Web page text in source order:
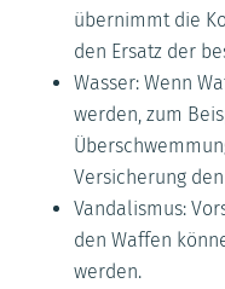
übernimmt die
den Ersatz der
Wasser: Wenn
werden, zum
Versicherung
Vandalismus:
den Waffen
werden.